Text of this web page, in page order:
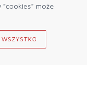
"cookies" może